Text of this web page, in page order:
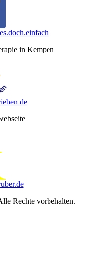
in Kempen
Rechte vorbehalten.